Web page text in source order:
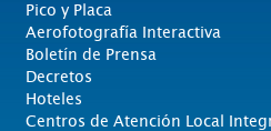
Pico y Placa
Aerofotografía Interactiva
Boletín de Prensa
Decretos
Hoteles
Centros de Atención Local